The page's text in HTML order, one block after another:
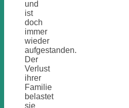
und
ist
doch
immer
wieder
aufgestanden.
Der
Verlust
ihrer
Familie
belastet
sie